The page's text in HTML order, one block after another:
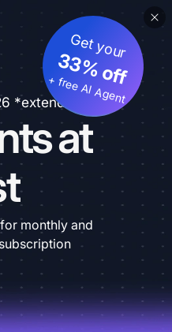
*extended
at
Get your
33% off
+ free AI Agent
for monthly and